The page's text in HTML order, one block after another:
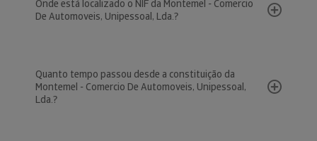
Onde está localizado o NIF da Montemel - Comercio
De Automoveis, Unipessoal, Lda.?
Quanto tempo passou desde a constituição da
Montemel - Comercio De Automoveis, Unipessoal,
Lda.?